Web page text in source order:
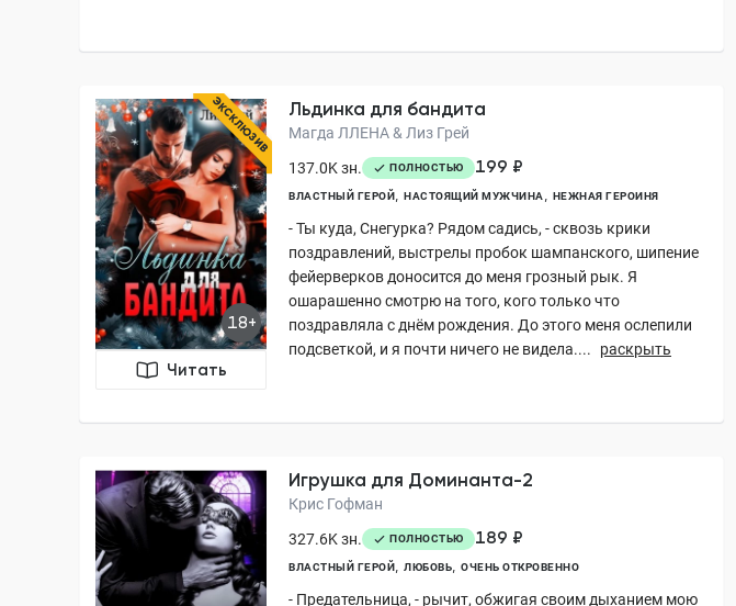
ЭКСКЛЮЗИВ
18+
Читать
Льдинка для бандита
Магда ЛЛЕНА & Лиз Грей
137.0K зн.
ПОЛНОСТЬЮ 199 ₽
ВЛАСТНЫЙ ГЕРОЙ НАСТОЯЩИЙ МУЖЧИНА НЕЖНАЯ ГЕРОИНЯ
- Ты куда, Снегурка? Рядом садись, - сквозь крики
поздравлений, выстрелы пробок шампанского, шипение
фейерверков доносится до меня грозный рык. Я
ошарашенно смотрю на того, кого только что
поздравляла с днём рождения. До этого меня ослепили
подсветкой, и я почти ничего не видела....
раскрыть
Игрушка для Доминанта-2
Крис Гофман
327.6K зн.
ПОЛНОСТЬЮ 189 ₽
ВЛАСТНЫЙ ГЕРОЙ ЛЮБОВЬ ОЧЕНЬ ОТКРОВЕННО
- Предательница, - рычит, обжигая своим дыханием мою